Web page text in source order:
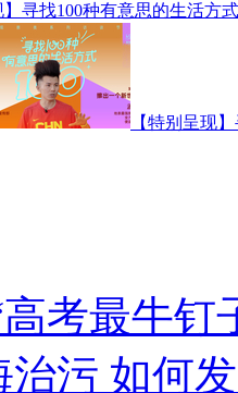
】寻找100种有意思的生活方
【特别呈现
考最牛钉
治污 如何